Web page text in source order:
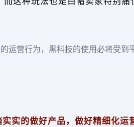
运营行为，黑科技的使用必将受到
实的做好产品，做好精细化运